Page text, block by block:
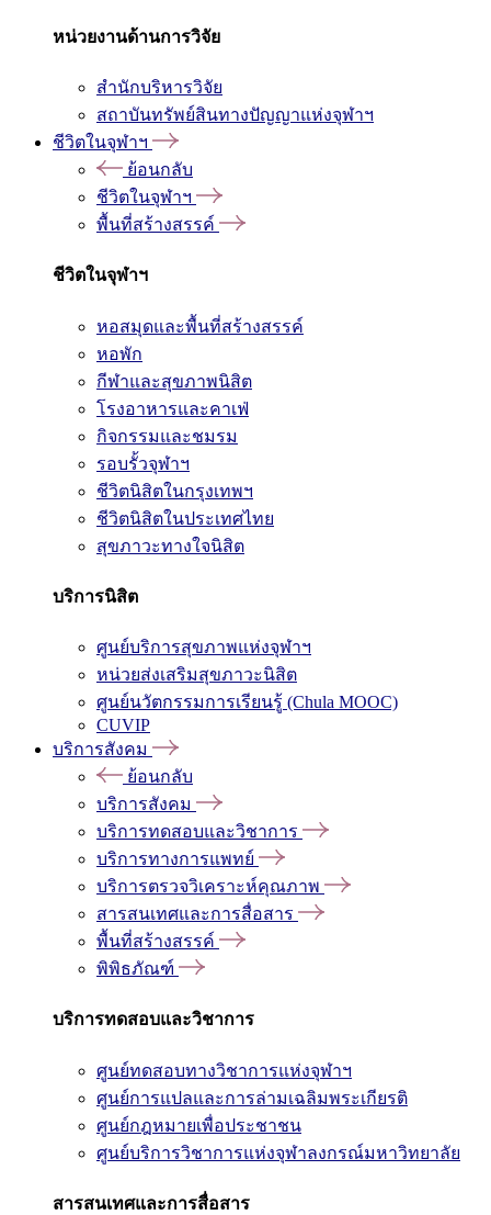
หน่วยงานด้านการวิจัย
สำนักบริหารวิจัย
สถาบันทรัพย์สินทางปัญญาแห่งจุฬาฯ
ชีวิตในจุฬาฯ
ย้อนกลับ
ชีวิตในจุฬาฯ
พื้นที่สร้างสรรค์
ชีวิตในจุฬาฯ
หอสมุดและพื้นที่สร้างสรรค์
หอพัก
กีฬาและสุขภาพนิสิต
โรงอาหารและคาเฟ่
กิจกรรมและชมรม
รอบรั้วจุฬาฯ
ชีวิตนิสิตในกรุงเทพฯ
ชีวิตนิสิตในประเทศไทย
สุขภาวะทางใจนิสิต
บริการนิสิต
ศูนย์บริการสุขภาพแห่งจุฬาฯ
หน่วยส่งเสริมสุขภาวะนิสิต
ศูนย์นวัตกรรมการเรียนรู้ (Chula MOOC)
CUVIP
บริการสังคม
ย้อนกลับ
บริการสังคม
บริการทดสอบและวิชาการ
บริการทางการแพทย์
บริการตรวจวิเคราะห์คุณภาพ
สารสนเทศและการสื่อสาร
พื้นที่สร้างสรรค์
พิพิธภัณฑ์
บริการทดสอบและวิชาการ
ศูนย์ทดสอบทางวิชาการแห่งจุฬาฯ
ศูนย์การแปลและการล่ามเฉลิมพระเกียรติ
ศูนย์กฎหมายเพื่อประชาชน
ศูนย์บริการวิชาการแห่งจุฬาลงกรณ์มหาวิทยาลัย
สารสนเทศและการสื่อสาร